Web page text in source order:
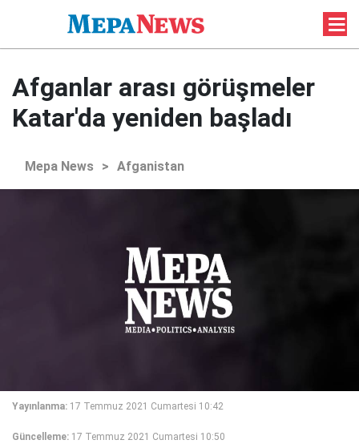
Afganlar arası görüşmeler
Katar'da yeniden başladı
Mepa News > Afganistan
Yayınlanma: 17 Temmuz 2021 Cumartesi 10:42
Güncelleme: 17 Temmuz 2021 Cumartesi 10:50